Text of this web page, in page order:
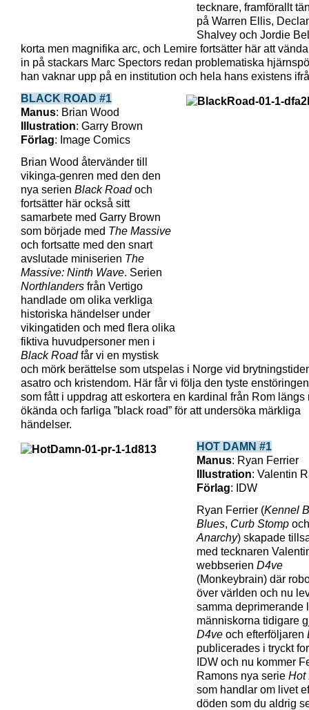
tecknare, framförallt
på Warren Ellis,
Shalvey och Jordie
korta men magnifika arc, och Lemire fortsätter här att
in på stackars Marc Spectors redan problematiska
han vaknar upp på en institution och hela hans existens
BLACK ROAD #1
Manus: Brian Wood
Illustration: Garry Brown
Förlag: Image Comics
Brian Wood återvänder till
vikinga-genren med den den
nya serien Black Roadoch
fortsätter här också sitt
samarbete med Garry Brown
som började med The Massive
och fortsatte med den snart
avslutade miniserien The
Massive: Ninth Wave. Serien
Northlanders från Vertigo
handlade om olika verkliga
historiska händelser under
vikingatiden och med flera olika
fiktiva huvudpersoner men i
Black Roadfår vi en mystisk
och mörk berättelse som utspelas i Norge vid
asatro och kristendom. Här får vi följa den tyste
som fått i uppdrag att eskortera en kardinal från Rom längs
ökända och farliga ”black road” för att undersöka märkliga
händelser.
HOT DAMN #1
Manus: Ryan Ferrier
Illustration: Valentin
Förlag: IDW
Ryan Ferrier (Kennel
Blues, Curb Stomp
Anarchy) skapade
med tecknaren
webbserien D4ve
(Monkeybrain) där
över världen och nu
samma deprimerande
människorna tidigare
D4ve och efterföljaren
publicerades i tryckt
IDW och nu kommer
Ramons nya serie Hot
som handlar om livet
döden som du aldrig